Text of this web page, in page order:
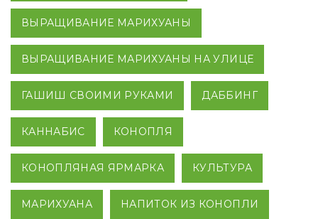
ВЫРАЩИВАНИЕ МАРИХУАНЫ
ВЫРАЩИВАНИЕ МАРИХУАНЫ НА УЛИЦЕ
ГАШИШ СВОИМИ РУКАМИ ДАББИНГ
КАННАБИС КОНОПЛЯ
КОНОПЛЯНАЯ ЯРМАРКА КУЛЬТУРА
МАРИХУАНА НАПИТОК ИЗ КОНОПЛИ